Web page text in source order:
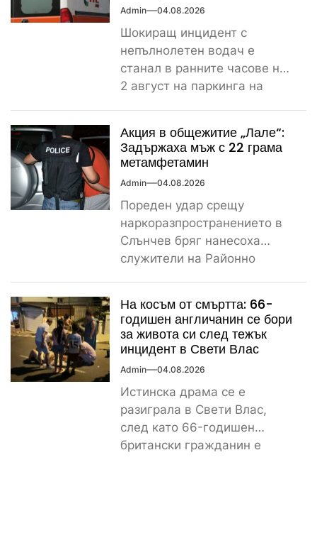
Admin 04.08.2026
Шокиращ инцидент с
непълнолетен водач е
станал в ранните часове на
2 август на паркинга на
Акция в общежитие „Лале“:
Задържаха мъж с 22 грама
метамфетамин
Admin 04.08.2026
Пореден удар срещу
наркоразпространението в
Слънчев бряг нанесоха
служители на Районно
значително...
На косъм от смъртта: 66-
годишен англичанин се бори
за живота си след тежък
инцидент в Свети Влас
Admin 04.08.2026
Истинска драма се е
разиграла в Свети Влас,
след като 66-годишен
британски гражданин е